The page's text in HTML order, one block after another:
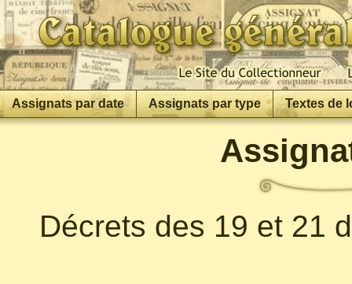
Assignats par date Assignats par type Textes de
Décrets des 19 et 21